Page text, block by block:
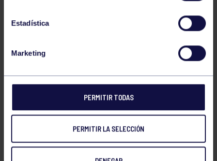
Estadística
Marketing
PERMITIR TODAS
PERMITIR LA SELECCIÓN